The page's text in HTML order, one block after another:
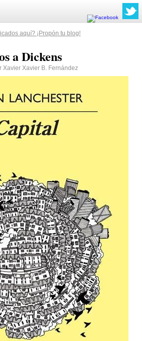
aquí? ¡Propón tu blog!
a Dickens
Xavier Xavier B. Fernández